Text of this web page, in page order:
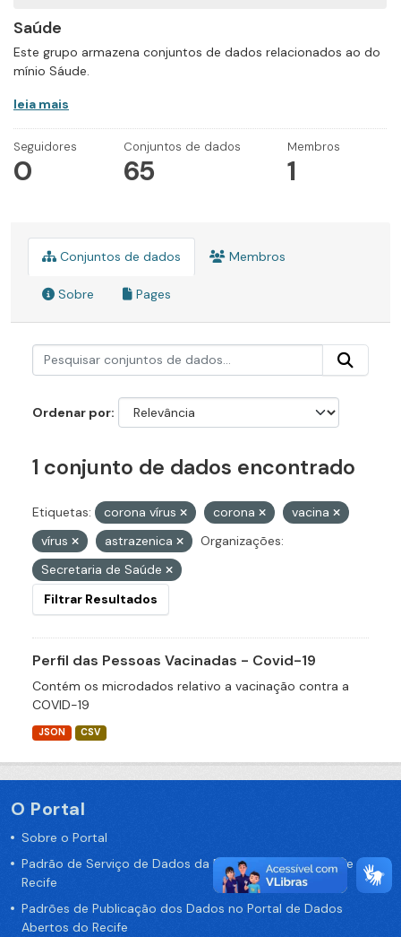
Saúde
Este grupo armazena conjuntos de dados relacionados ao do
mínio Sáude.
leia mais
Seguidores
0
Conjuntos de dados
65
Membros
1
Conjuntos de dados Membros
Sobre Pages
Ordenar por
1 conjunto de dados encontrado
Etiquetas: corona vírus corona
vacina
vírus
astrazenica
Organizações:
Secretaria de Saúde
Filtrar Resultados
Perfil das Pessoas Vacinadas - Covid-19
Contém os microdados relativo a vacinação contra a
COVID-19
JSON CSV
O Portal
Sobre o Portal
Padrão de Serviço de Dados da Prefeitura da Cidade de
Recife
Padrões de Publicação dos Dados no Portal de Dados
Abertos do Recife